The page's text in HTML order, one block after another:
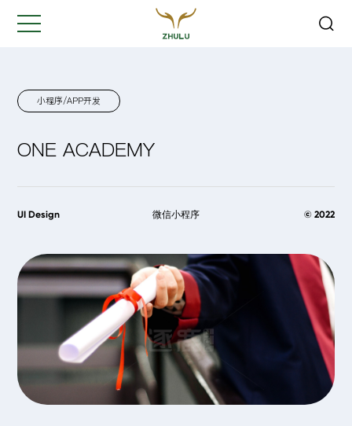
小程序/APP开发
ONE ACADEMY
UI Design 微信小程序 © 2022
是我们最重要的工作之一...
您的姓名: *
联系方式:*
留言: